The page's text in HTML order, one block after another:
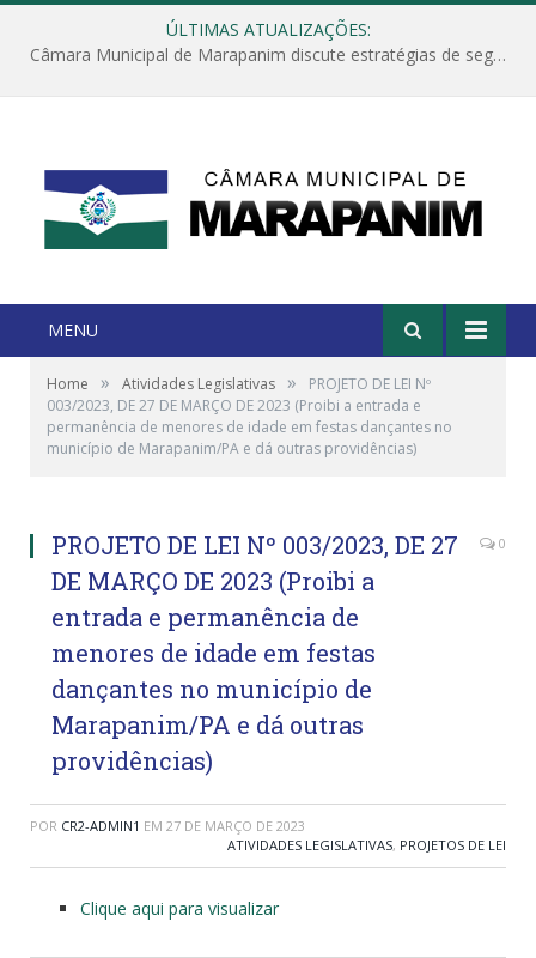
ÚLTIMAS ATUALIZAÇÕES:
Câmara Municipal de Marapanim discute estratégias de segurança com autoridades e poder executivo
MENU
Home » Atividades Legislativas »
PROJETO DE LEI Nº
003/2023, DE 27 DE MARÇO DE 2023 (Proibi a entrada e
permanência de menores de idade em festas dançantes no
município de Marapanim/PA e dá outras providências)
PROJETO DE LEI Nº 003/2023, DE 27
DE MARÇO DE 2023 (Proibi a
entrada e permanência de
menores de idade em festas
dançantes no município de
Marapanim/PA e dá outras
providências)
0
POR CR2-ADMIN1 EM 27 DE MARÇO DE 2023
ATIVIDADES LEGISLATIVAS, PROJETOS DE LEI
Clique aqui para visualizar